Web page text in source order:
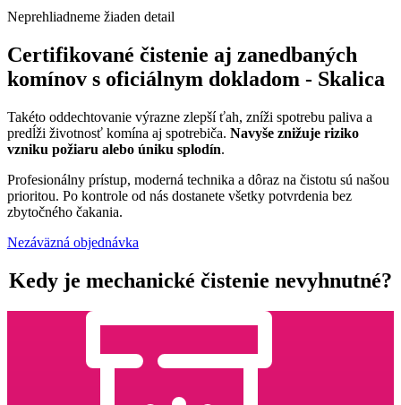
Neprehliadneme žiaden detail
Certifikované čistenie aj zanedbaných
komínov s oficiálnym dokladom - Skalica
Takéto oddechtovanie výrazne zlepší ťah, zníži spotrebu paliva a
predĺži životnosť komína aj spotrebiča. Navyše znižuje riziko
vzniku požiaru alebo úniku splodín.
Profesionálny prístup, moderná technika a dôraz na čistotu sú našou
prioritou. Po kontrole od nás dostanete všetky potvrdenia bez
zbytočného čakania.
Nezáväzná objednávka
Kedy je mechanické čistenie nevyhnutné?